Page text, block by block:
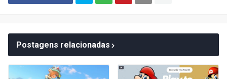
Postagens relacionadas